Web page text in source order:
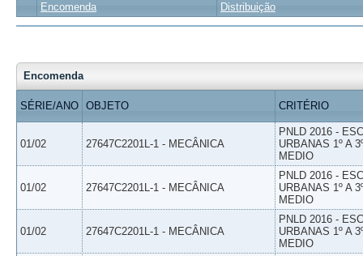
Encomenda Distribuição
Encomenda
SÉRIE/ANO OBJETO CRITÉRIO
01/02 27647C2201L-1 - MECÂNICA
PNLD 2016 -
URBANAS 1º A
MEDIO
01/02 27647C2201L-1 - MECÂNICA
PNLD 2016 -
URBANAS 1º A
MEDIO
01/02 27647C2201L-1 - MECÂNICA
PNLD 2016 -
URBANAS 1º A
MEDIO